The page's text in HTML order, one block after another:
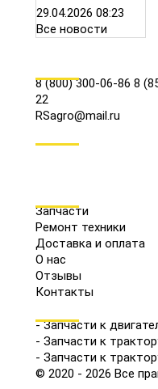
29.04.2026 08:23
Все новости
8 (800) 300-06-86 8
22
RSagro@mail.ru
Запчасти
Ремонт техники
Доставка и оплата
О нас
Отзывы
Контакты
- Запчасти к
- Запчасти к
- Запчасти к
© 2020 - 2026 Все